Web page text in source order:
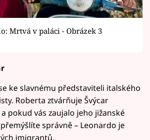
Mrtvá v paláci - Obrázek 3
ke slavnému představiteli italského
Roberta ztvárňuje Švýcar
pokud vás zaujalo jeho jižanské
správně – Leonardo je
imigrantů.